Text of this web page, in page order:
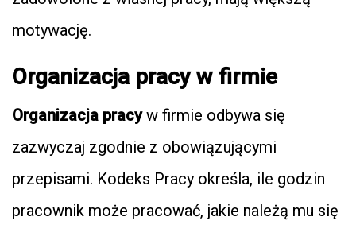
motywację.
Organizacja pracy w firmie
Organizacja pracyw firmie odbywa się
zazwyczaj zgodnie z obowiązującymi
przepisami. Kodeks Pracy określa, ile godzin
pracownik może pracować, jakie należą mu się